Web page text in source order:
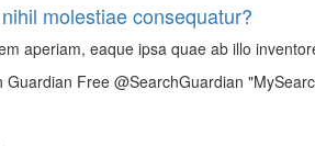
molestiae consequatur?
aperiam, eaque ipsa quae ab illo
Guardian Free @SearchGuardian